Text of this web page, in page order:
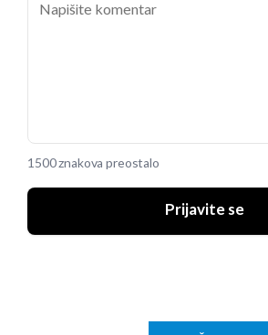
1500 znakova preostalo
Prijavite se